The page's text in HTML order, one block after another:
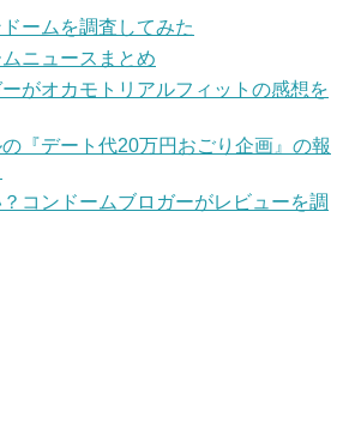
ームを調査してみた
ムニュースまとめ
がオカモトリアルフィットの感想を
『デート代20万円おごり企画』の報
コンドームブロガーがレビューを調